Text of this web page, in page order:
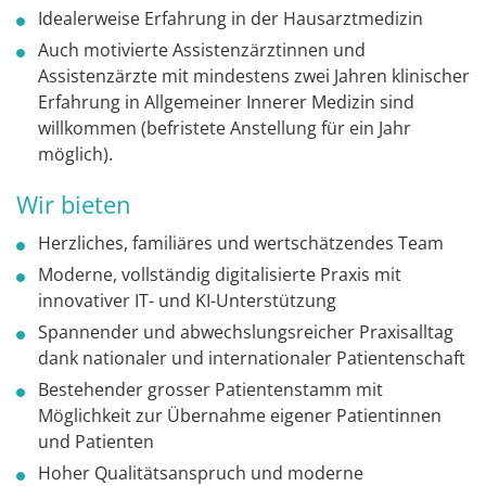
Idealerweise Erfahrung in der Hausarztmedizin
Auch motivierte Assistenzärztinnen und
Assistenzärzte mit mindestens zwei Jahren klinischer
Erfahrung in Allgemeiner Innerer Medizin sind
willkommen (befristete Anstellung für ein Jahr
möglich).
Wir bieten
Herzliches, familiäres und wertschätzendes Team
Moderne, vollständig digitalisierte Praxis mit
innovativer IT- und KI-Unterstützung
Spannender und abwechslungsreicher Praxisalltag
dank nationaler und internationaler Patientenschaft
Bestehender grosser Patientenstamm mit
Möglichkeit zur Übernahme eigener Patientinnen
und Patienten
Hoher Qualitätsanspruch und moderne